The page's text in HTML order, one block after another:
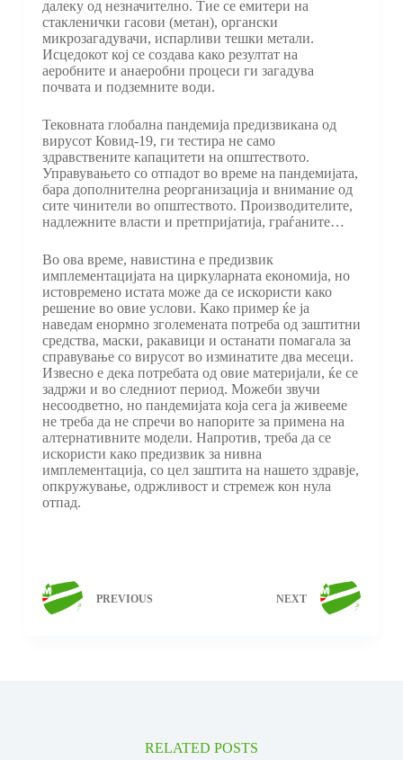
далеку од незначително. Тие се емитери на
стакленички гасови (метан), органски
микрозагадувачи, испарливи тешки метали.
Исцедокот кој се создава како резултат на
аеробните и анаеробни процеси ги загадува
почвата и подземните води.
Тековната глобална пандемија предизвикана од
вирусот Ковид-19, ги тестира не само
здравствените капацитети на општеството.
Управувањето со отпадот во време на пандемијата,
бара дополнителна реорганизација и внимание од
сите чинители во општеството. Производителите,
надлежните власти и претпријатија, граѓаните…
Во ова време, навистина е предизвик
имплементацијата на циркуларната економија, но
истовремено истата може да се искористи како
решение во овие услови. Како пример ќе ја
наведам енормно зголемената потреба од заштитни
средства, маски, ракавици и останати помагала за
справување со вирусот во изминатите два месеци.
Извесно е дека потребата од овие материјали, ќе се
задржи и во следниот период. Можеби звучи
несоодветно, но пандемијата која сега ја живееме
не треба да не спречи во напорите за примена на
алтернативните модели. Напротив, треба да се
искористи како предизвик за нивна
имплементација, со цел заштита на нашето здравје,
опкружување, одржливост и стремеж кон нула
отпад.
PREVIOUS NEXT
RELATED POSTS